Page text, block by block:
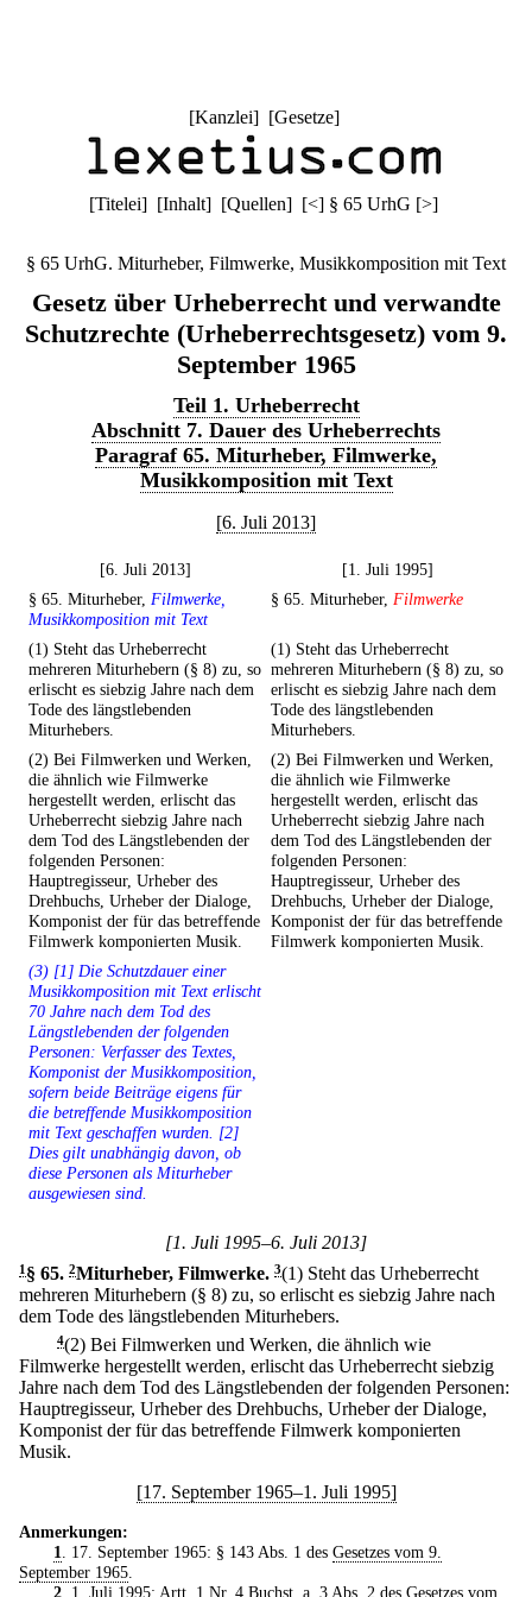
[Kanzlei] [Gesetze]
[Titelei] [Inhalt] [Quellen] [<] § 65 UrhG [>]
§ 65 UrhG. Miturheber, Filmwerke, Musikkomposition mit Text
Gesetz über Urheberrecht und verwandte
Schutzrechte (Urheberrechtsgesetz) vom 9.
September 1965
Teil 1. Urheberrecht
Abschnitt 7. Dauer des Urheberrechts
Paragraf 65. Miturheber, Filmwerke,
Musikkomposition mit Text
[6. Juli 2013]
[6. Juli 2013]
[1. Juli 1995]
§ 65. Miturheber, Filmwerke,
Musikkomposition mit Text
§ 65. Miturheber, Filmwerke
(1) Steht das Urheberrecht
mehreren Miturhebern (§ 8) zu, so
erlischt es siebzig Jahre nach dem
Tode des längstlebenden
Miturhebers.
(1) Steht das Urheberrecht
mehreren Miturhebern (§ 8) zu, so
erlischt es siebzig Jahre nach dem
Tode des längstlebenden
Miturhebers.
(2) Bei Filmwerken und Werken,
die ähnlich wie Filmwerke
hergestellt werden, erlischt das
Urheberrecht siebzig Jahre nach
dem Tod des Längstlebenden der
folgenden Personen:
Hauptregisseur, Urheber des
Drehbuchs, Urheber der Dialoge,
Komponist der für das betreffende
Filmwerk komponierten Musik.
(2) Bei Filmwerken und Werken,
die ähnlich wie Filmwerke
hergestellt werden, erlischt das
Urheberrecht siebzig Jahre nach
dem Tod des Längstlebenden der
folgenden Personen:
Hauptregisseur, Urheber des
Drehbuchs, Urheber der Dialoge,
Komponist der für das betreffende
Filmwerk komponierten Musik.
(3) [1] Die Schutzdauer einer
Musikkomposition mit Text erlischt
70 Jahre nach dem Tod des
Längstlebenden der folgenden
Personen: Verfasser des Textes,
Komponist der Musikkomposition,
sofern beide Beiträge eigens für
die betreffende Musikkomposition
mit Text geschaffen wurden. [2]
Dies gilt unabhängig davon, ob
diese Personen als Miturheber
ausgewiesen sind.
[1. Juli 1995–6. Juli 2013]
1§ 65. 2Miturheber, Filmwerke. 3(1) Steht das Urheberrecht
mehreren Miturhebern (§ 8) zu, so erlischt es siebzig Jahre nach
dem Tode des längstlebenden Miturhebers.
4(2) Bei Filmwerken und Werken, die ähnlich wie
Filmwerke hergestellt werden, erlischt das Urheberrecht siebzig
Jahre nach dem Tod des Längstlebenden der folgenden Personen:
Hauptregisseur, Urheber des Drehbuchs, Urheber der Dialoge,
Komponist der für das betreffende Filmwerk komponierten
Musik.
[17. September 1965–1. Juli 1995]
Anmerkungen:
1
. 17. September 1965: § 143 Abs. 1 des Gesetzes vom 9.
September 1965
2. 1. Juli 1995: Artt. 1 Nr. 4 Buchst. a, 3 Abs. 2 des Gesetzes vom